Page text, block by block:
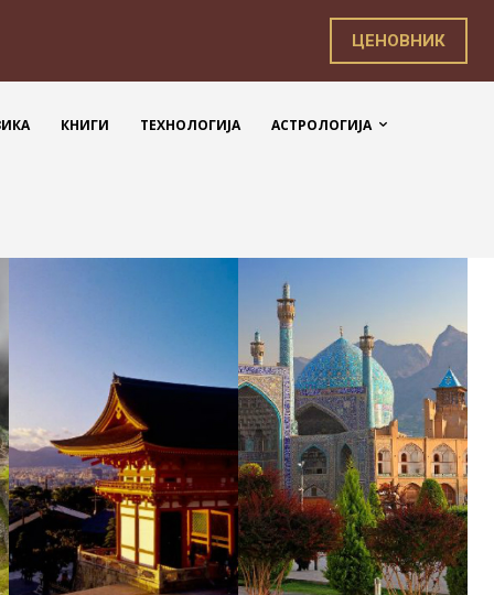
ЦЕНОВНИК
КНИГИ ТЕХНОЛОГИЈА АСТРОЛОГИЈА